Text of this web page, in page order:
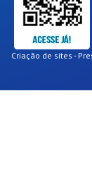
Criação de sites -